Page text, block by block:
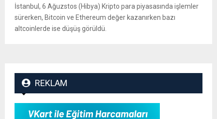
İstanbul, 6 Ağuzstos (Hibya) Kripto para piyasasında işlemler
sürerken, Bitcoin ve Ethereum değer kazanırken bazı
altcoinlerde ise düşüş görüldü.
REKLAM